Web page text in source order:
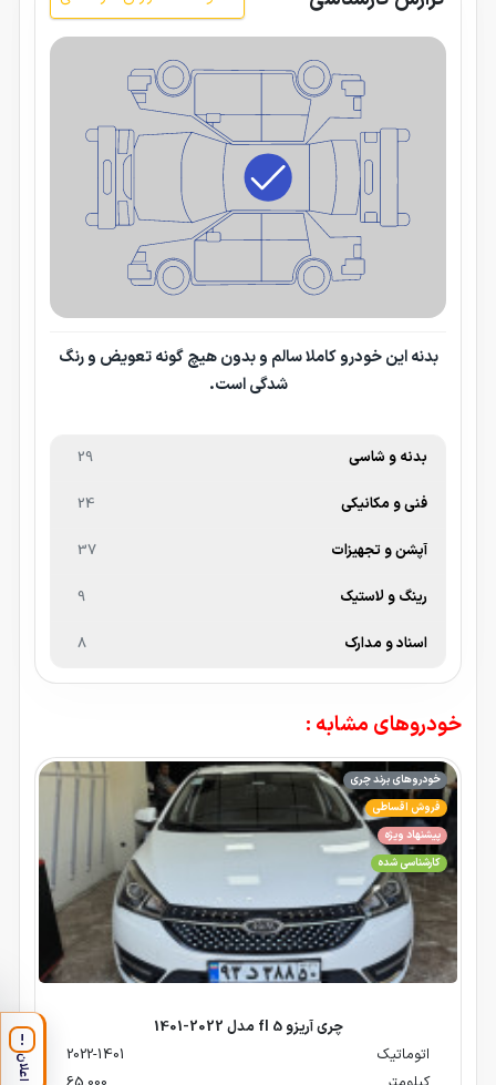
بدنه این خودرو کاملا سالم و بدون هیچ گونه تعویض و رنگ
شدگی است.
بدنه و شاسی 29
فنی و مکانیکی 24
آپشن و تجهیزات 37
رینگ و لاستیک 9
اسناد و مدارک 8
خودروهای مشابه :
خودروهای برند چری
فروش اقساطی
پیشنهاد ویژه
کارشناسی شده
چری آریزو 5 fl مدل 2022-1401
اتوماتیک
2022-1401
!
اعلان